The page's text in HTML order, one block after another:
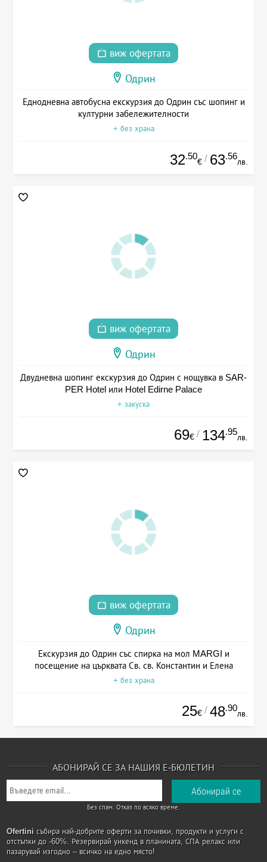
виж офертата
Одрин
Еднодневна автобусна екскурзия до Одрин със шопинг и
културни забележителности
+ без храна
32.50
€ / 63.56
лв.
виж офертата
Одрин
Двудневна шопинг екскурзия до Одрин с нощувка в SAR-
PER Hotel или Hotel Edirne Palace
+ закуска
69€ / 134.95
лв.
виж офертата
Одрин
Екскурзия до Одрин със спирка на мол MARGI и
посещение на църквата Св. св. Константин и Елена
+ без храна
25€ / 48.90
лв.
АБОНИРАЙ СЕ ЗА НАШИЯ Е-БЮЛЕТИН
Без спам. Отказ по всяко време.
Ofertini събира най-добрите оферти за почивки, продукти и услуги с
отстъпки до -60%. Резервирай уикенд в планината, СПА релакс или
пазарувай изгодно – всичко на едно място!